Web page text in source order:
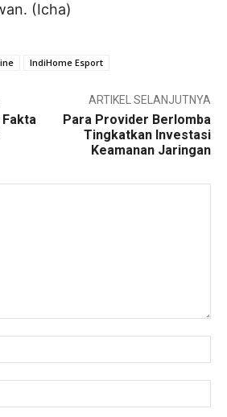
(Icha)
IndiHome Esport
Fakta
ARTIKEL SELANJUTNYA
Para Provider Berlomba
Tingkatkan Investasi
Keamanan Jaringan